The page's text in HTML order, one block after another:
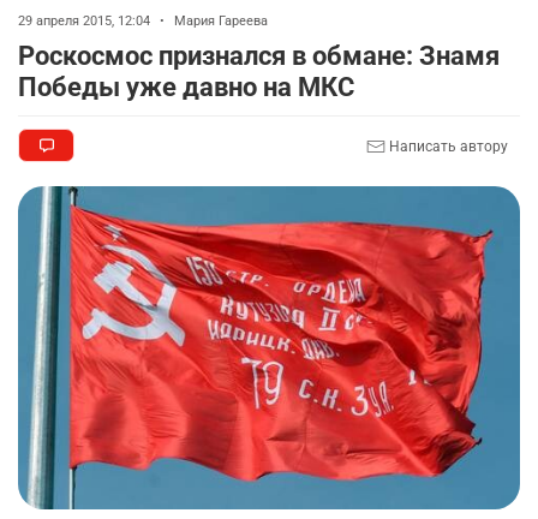
29 апреля 2015, 12:04 • Мария Гареева
Роскосмос признался в обмане: Знамя
Победы уже давно на МКС
Написать автору